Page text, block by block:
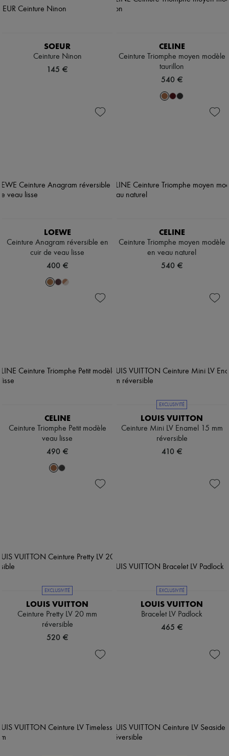
SOEUR
Ceinture Ninon
145 €
CELINE
Ceinture Triomphe moyen modèle
taurillon
540 €
LOEWE
Ceinture Anagram réversible en
cuir de veau lisse
400 €
CELINE
Ceinture Triomphe moyen modèle
en veau naturel
540 €
CELINE
Ceinture Triomphe Petit modèle
veau lisse
490 €
EXCLUSIVITÉ
LOUIS VUITTON
Ceinture Mini LV Enamel 15 mm
réversible
410 €
EXCLUSIVITÉ
LOUIS VUITTON
Ceinture Pretty LV 20 mm
réversible
520 €
EXCLUSIVITÉ
LOUIS VUITTON
Bracelet LV Padlock
465 €